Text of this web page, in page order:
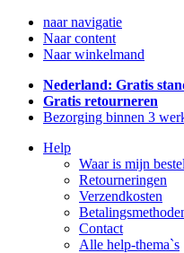
naar navigatie
Naar content
Naar winkelmand
Nederland: Gratis
Gratis retourneren
Bezorging binnen 3
Help
Waar is mijn
Retourneringen
Verzendkosten
Contact
Alle help-thema`s